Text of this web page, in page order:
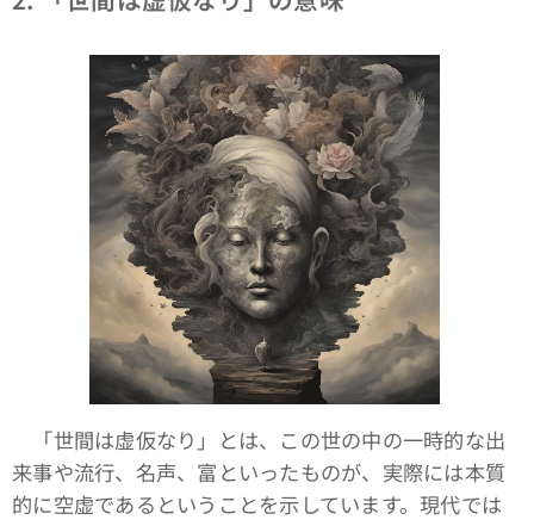
「世間は虚仮なり」とは、この世の中の一時的な出
来事や流行、名声、富といったものが、実際には本質
的に空虚であるということを示しています。現代では